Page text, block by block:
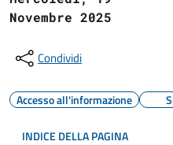
Novembre 2025
Condividi
Accesso all'informazione
INDICE DELLA PAGINA